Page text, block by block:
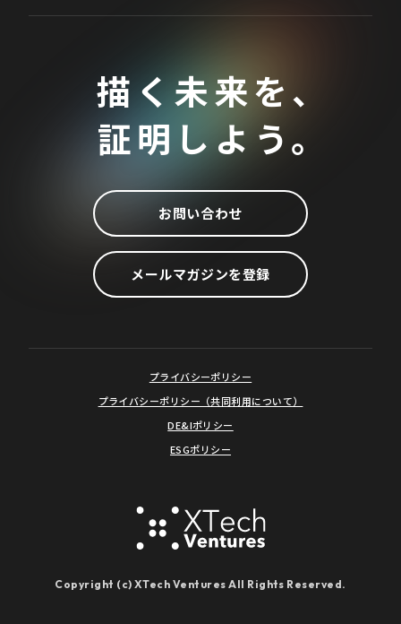
描く未来を、
証明しよう。
お問い合わせ
メールマガジンを登録
プライバシーポリシー
プライバシーポリシー（共同利用について）
DE&Iポリシー
ESGポリシー
Copyright (c) XTech Ventures All Rights Reserved.